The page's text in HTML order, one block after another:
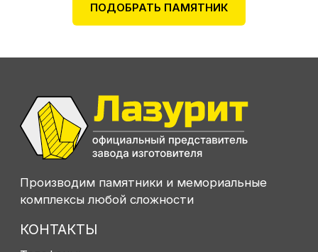
ПОДОБРАТЬ ПАМЯТНИК